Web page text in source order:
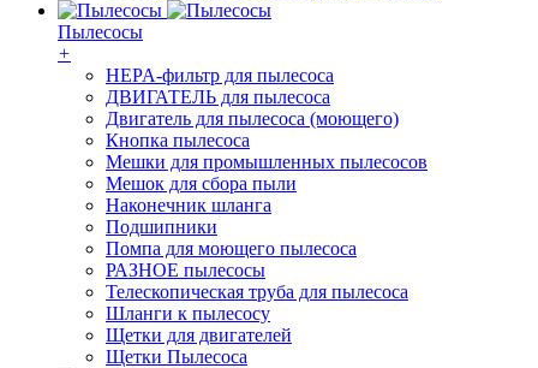
Пылесосы
+
HEPA-фильтр для пылесоса
ДВИГАТЕЛЬ для пылесоса
Двигатель для пылесоса (моющего)
Кнопка пылесоса
Мешки для промышленных пылесосов
Мешок для сбора пыли
Наконечник шланга
Подшипники
Помпа для моющего пылесоса
РАЗНОЕ пылесосы
Телескопическая труба для пылесоса
Шланги к пылесосу
Щетки для двигателей
Щетки Пылесоса